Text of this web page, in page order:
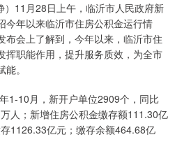
11月28日上午，临沂市人民政府新
今年以来临沂市住房公积金运行情
布会上了解到，今年以来，临沂市住
挥职能作用，提升服务质效，为全市
。
1-10月，新开户单位2909个，同比
人；新增住房公积金缴存额111.30亿
1126.33亿元；缴存余额464.68亿